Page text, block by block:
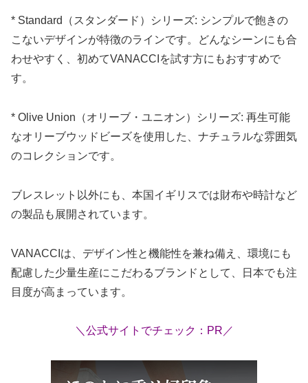
* Standard（スタンダード）シリーズ: シンプルで飽きの
こないデザインが特徴のラインです。どんなシーンにも合
わせやすく、初めてVANACCIを試す方にもおすすめで
す。
* Olive Union（オリーブ・ユニオン）シリーズ: 再生可能
なオリーブウッドビーズを使用した、ナチュラルな雰囲気
のコレクションです。
ブレスレット以外にも、本国イギリスでは財布や時計など
の製品も展開されています。
VANACCIは、デザイン性と機能性を兼ね備え、環境にも
配慮した少量生産にこだわるブランドとして、日本でも注
目度が高まっています。
＼公式サイトでチェック：PR／